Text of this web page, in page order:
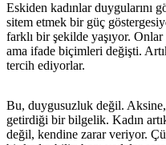
Eskiden kadınlar duygularını
sitem etmek bir güç
farklı bir şekilde yaşıyor.
ama ifade biçimleri değişti.
tercih ediyorlar.
Bu, duygusuzluk değil. Aksine,
getirdiği bir bilgelik. Kadın
değil, kendine zarar veriyor.